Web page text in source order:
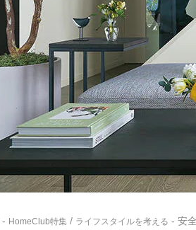
- HomeClub特集 / ライフスタイルを考える - 安